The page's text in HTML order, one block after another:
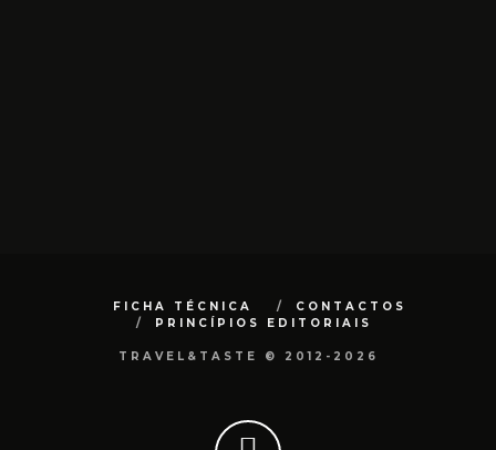
FICHA TÉCNICA
CONTACTOS
PRINCÍPIOS EDITORIAIS
TRAVEL&TASTE © 2012-2026